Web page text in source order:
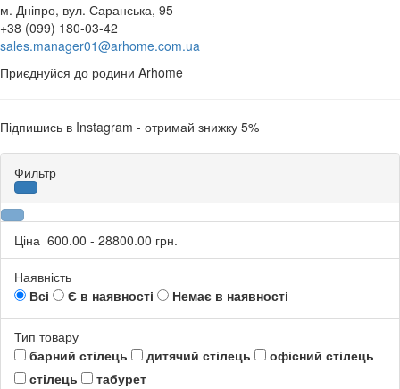
м. Дніпро, вул. Саранська, 95
+38 (099) 180-03-42
sales.manager01@arhome.com.ua
Приєднуйся до родини Arhome
Підпишись в Instagram - отримай знижку 5%
Фильтр
Ціна 600.00 - 28800.00 грн.
Наявність
Всі
Є в наявності Немає в наявності
Тип товару
барний стілець
дитячий стілець
офісний стілець
стілець
табурет